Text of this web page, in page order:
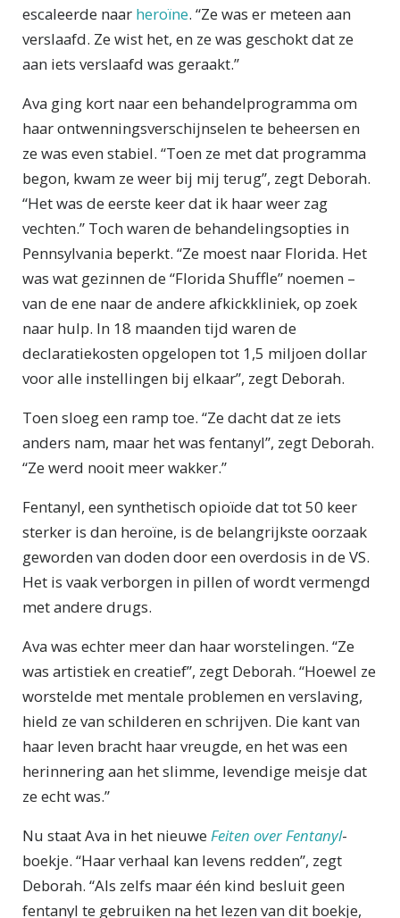
escaleerde naar heroïne. “Ze was er meteen aan
verslaafd. Ze wist het, en ze was geschokt dat ze
aan iets verslaafd was geraakt.”
Ava ging kort naar een behandel­programma om
haar ontwennings­verschijnselen te beheersen en
ze was even stabiel. “Toen ze met dat programma
begon, kwam ze weer bij mij terug”, zegt Deborah.
“Het was de eerste keer dat ik haar weer zag
vechten.” Toch waren de behandelingsopties in
Pennsylvania beperkt. “Ze moest naar Florida. Het
was wat gezinnen de “Florida Shuffle” noemen –
van de ene naar de andere afkickkliniek, op zoek
naar hulp. In 18 maanden tijd waren de
declaratiekosten opgelopen tot 1,5 miljoen dollar
voor alle instellingen bij elkaar”, zegt Deborah.
Toen sloeg een ramp toe. “Ze dacht dat ze iets
anders nam, maar het was fentanyl”, zegt Deborah.
“Ze werd nooit meer wakker.”
Fentanyl, een synthetisch opioïde dat tot 50 keer
sterker is dan heroïne, is de belangrijkste oorzaak
geworden van doden door een overdosis in de VS.
Het is vaak verborgen in pillen of wordt vermengd
met andere drugs.
Ava was echter meer dan haar worstelingen. “Ze
was artistiek en creatief”, zegt Deborah. “Hoewel ze
worstelde met mentale problemen en verslaving,
hield ze van schilderen en schrijven. Die kant van
haar leven bracht haar vreugde, en het was een
herinnering aan het slimme, levendige meisje dat
ze echt was.”
Nu staat Ava in het nieuwe Feiten over Fentanyl-
boekje. “Haar verhaal kan levens redden”, zegt
Deborah. “Als zelfs maar één kind besluit geen
fentanyl te gebruiken na het lezen van dit boekje,